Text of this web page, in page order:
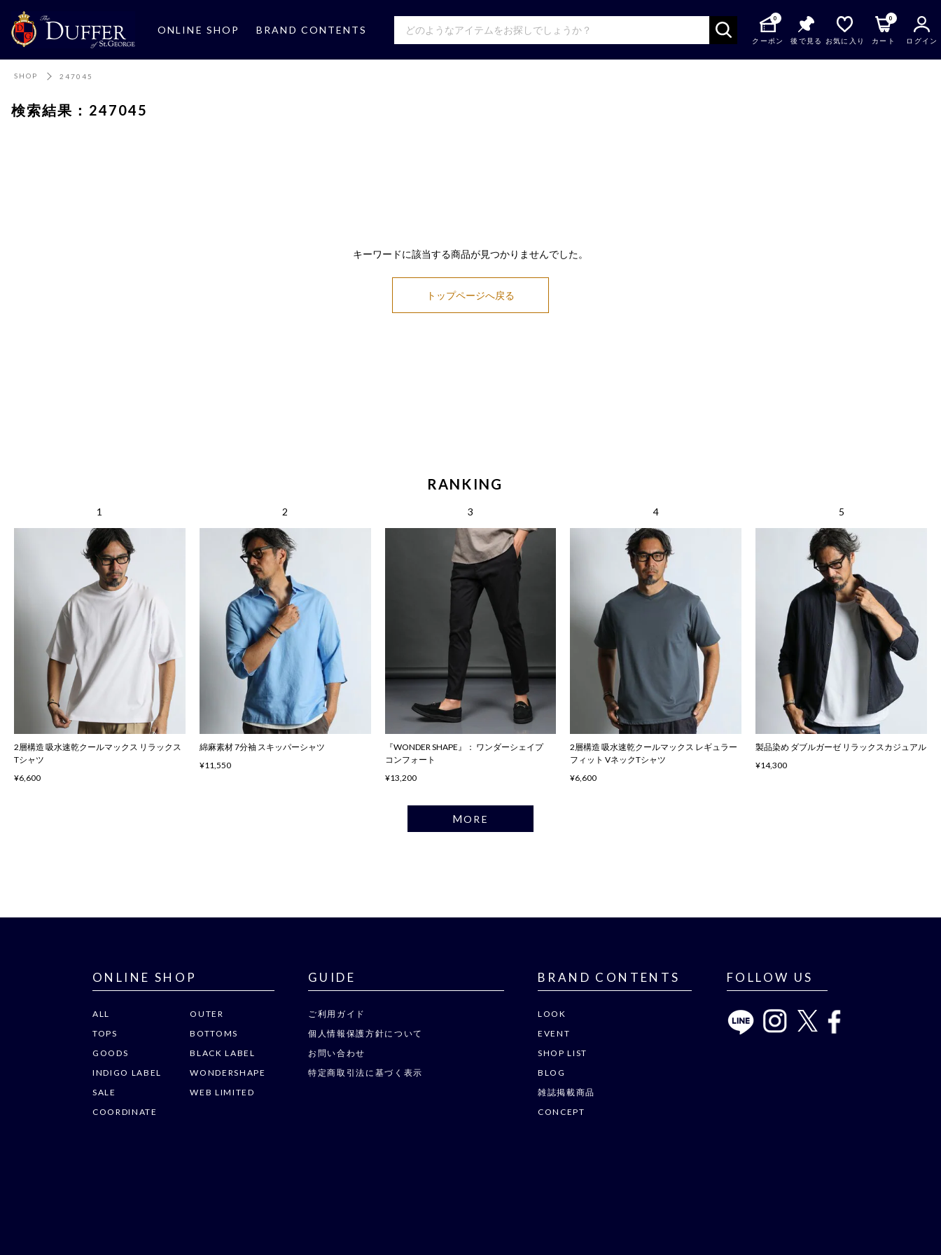
ONLINE SHOP BRAND CONTENTS
0
クーポン 後で見る お気に入り
0
カート ログイン
SHOP 247045
検索結果：247045
キーワードに該当する商品が見つかりませんでした。
トップページへ戻る
RANKING
2層構造 吸水速乾クールマックス リラックス
Tシャツ
¥6,600
綿麻素材 7分袖 スキッパーシャツ
¥11,550
『WONDER SHAPE』： ワンダーシェイプ
コンフォート
¥13,200
2層構造 吸水速乾クールマックス レギュラー
フィット VネックTシャツ
¥6,600
製品染め ダブルガーゼ リラックスカジュアル
¥14,300
MORE
ONLINE SHOP
ALL
OUTER
TOPS
BOTTOMS
GOODS
BLACK LABEL
INDIGO LABEL
WONDERSHAPE
SALE
WEB LIMITED
COORDINATE
GUIDE
ご利用ガイド
個人情報保護方針について
お問い合わせ
特定商取引法に基づく表示
BRAND CONTENTS
LOOK
EVENT
SHOP LIST
BLOG
雑誌掲載商品
CONCEPT
FOLLOW US